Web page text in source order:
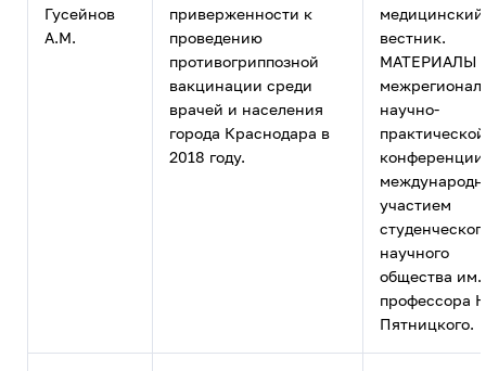
Гусейнов
А.М.
приверженности к
проведению
противогриппозной
вакцинации среди
врачей и населения
города Краснодара в
2018 году.
медицинский
вестник.
МАТЕРИАЛЫ
научно-
практической
конференции
участием
научного
общества им.
профессора
Пятницкого.